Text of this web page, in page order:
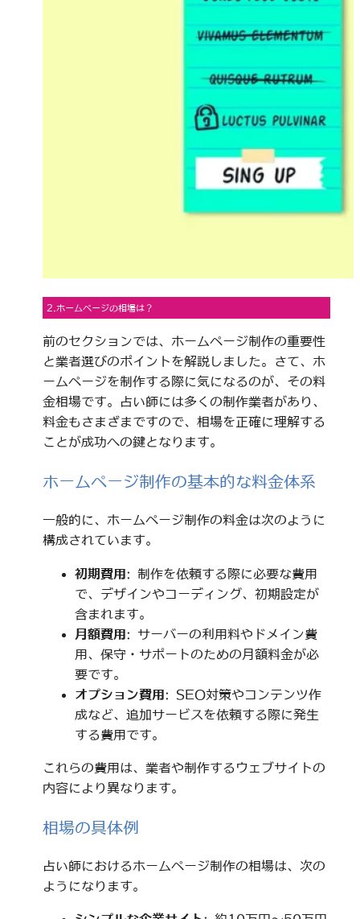
2.ホームページの相場は？
前のセクションでは、ホームページ制作の重要性
と業者選びのポイントを解説しました。さて、ホ
ームページを制作する際に気になるのが、その料
金相場です。占い師には多くの制作業者があり、
料金もさまざまですので、相場を正確に理解する
ことが成功への鍵となります。
ホームページ制作の基本的な料金体系
一般的に、ホームページ制作の料金は次のように
構成されています。
初期費用: 制作を依頼する際に必要な費用
で、デザインやコーディング、初期設定が
含まれます。
月額費用: サーバーの利用料やドメイン費
用、保守・サポートのための月額料金が必
要です。
オプション費用: SEO対策やコンテンツ作
成など、追加サービスを依頼する際に発生
する費用です。
これらの費用は、業者や制作するウェブサイトの
内容により異なります。
相場の具体例
占い師におけるホームページ制作の相場は、次の
ようになります。